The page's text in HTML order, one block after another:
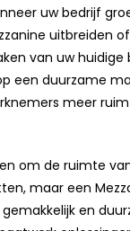
uw bedrijf
uitbreiden
van uw huidige
een duurzame
meer
om de ruimte
maar een
en